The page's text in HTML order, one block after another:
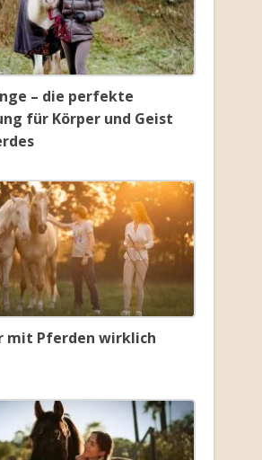
– die perfekte
für Körper und Geist
mit Pferden wirklich